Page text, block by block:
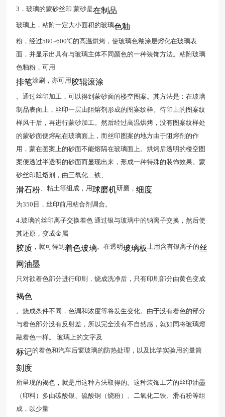
3．玻璃的蒙砂丝印 蒙砂是在制品
玻璃上，粘附一定大小面积的玻璃色釉
粉，经过580~600℃的高温烘烤，使玻璃色釉涂层熔化在玻璃表
面，并显示出具有与玻璃主体不同颜色的一种装饰方法。粘附玻璃
色釉粉，可用
排笔涂刷，亦可用 胶辊滚涂
。通过丝印加工，可以得到蒙砂面的楼空图案。其方法是：在玻璃
制品表面上，丝印一层由阻熔剂形成的图案纹样。待印上的图案纹
样风干后，再进行蒙砂加工。然后经过高温烘烤，没有图案纹样处
的蒙砂面便熔融在玻璃面上，而丝印图案的地方由于阻熔剂的作
用，蒙在图案上的砂面不能熔隔在玻璃面上。烘烤后透明的楼空图
案便透过半透明的砂面而显现出来，形成一种特殊的装饰效果。蒙
砂丝印阻熔剂，由三氧化二铁、
滑石粉、粘土等组成，用球磨机研磨， 细度
为350目，丝印前用粘合剂调合。
4.玻璃的丝印离子交换着色 通过银与玻璃中的钠离子交换，然后使
其还原，变成金属
胶质，就可得到 着色玻璃。在透明玻璃板 上用含有银离子的丝
网油墨
只对欲着色部分进行印刷，烧成洗净后，只有印刷部分由黄色变成
褐色
。烧成条件不同，色调和浓度等将发生变化。由于没有着色的部分
与着色部分没有反射差，所以完全没有不自然感，就如同将玻璃熔
融着色一样。 玻璃上的文字及
标记的着色和汽车后窗玻璃的防热处理，以及比学实验用的量简
刻度
所呈现的褐色，就是用这种方法取得的。这种装饰工艺的丝印油墨
（印料）多由碳酸银、硫酸铜（烧粉）、二氧化二铁、滑石粉等组
成，以少量